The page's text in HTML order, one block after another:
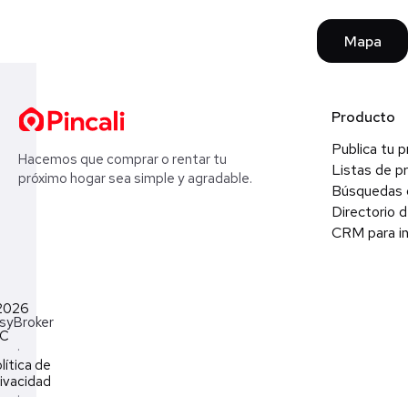
Mapa
Hacemos que comprar o rentar tu
próximo hogar sea simple y agradable.
Producto
Publica tu
Listas de
Búsquedas
Directorio
CRM para
·
de